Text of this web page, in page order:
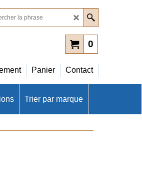
0
Panier Contact
Trier par marque